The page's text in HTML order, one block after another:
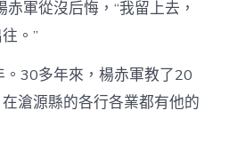
軍從沒后悔，“我留上去，
。”
30多年來，楊赤軍教了20
滄源縣的各行各業都有他的